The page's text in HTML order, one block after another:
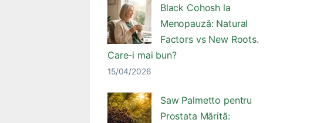
Black Cohosh la
Menopauză: Natural
Factors vs New Roots.
Care-i mai bun?
15/04/2026
Saw Palmetto pentru
Prostata Mărită: